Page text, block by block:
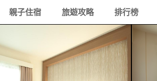
親子住宿 旅遊攻略 排行榜